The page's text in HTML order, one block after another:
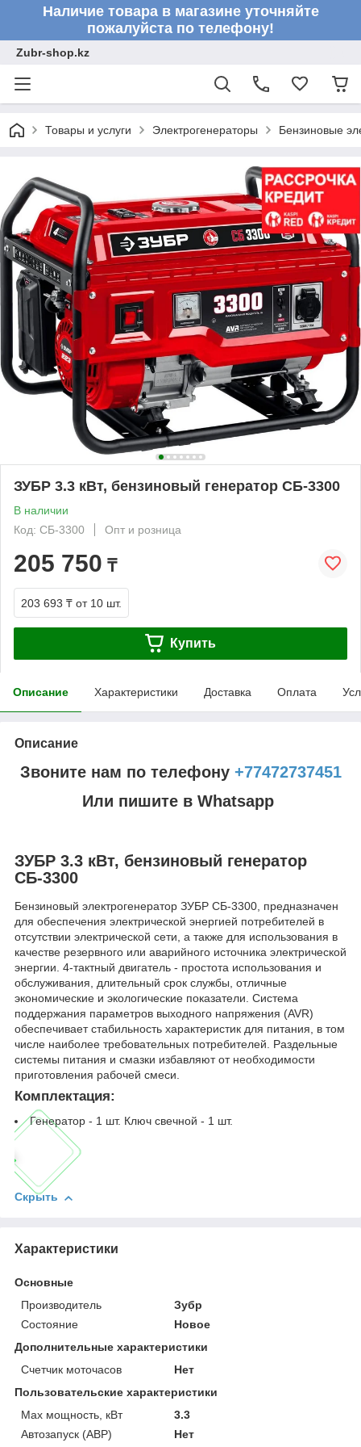
Наличие товара в магазине уточняйте
пожалуйста по телефону!
Zubr-shop.kz
Товары и услуги Электрогенераторы Бензиновые
ЗУБР 3.3 кВт, бензиновый генератор СБ-3300
В наличии
Код: СБ-3300
Опт и розница
205 750 ₸
203 693 ₸ от 10 шт.
Купить
Описание Характеристики Доставка Оплата
Описание
Звоните нам по телефону +77472737451
Или пишите в Whatsapp
ЗУБР 3.3 кВт, бензиновый генератор
СБ-3300
Бензиновый электрогенератор ЗУБР СБ-3300, предназначен
для обеспечения электрической энергией потребителей в
отсутствии электрической сети, а также для использования в
качестве резервного или аварийного источника электрической
энергии. 4-тактный двигатель - простота использования и
обслуживания, длительный срок службы, отличные
экономические и экологические показатели. Система
поддержания параметров выходного напряжения (AVR)
обеспечивает стабильность характеристик для питания, в том
числе наиболее требовательных потребителей. Раздельные
системы питания и смазки избавляют от необходимости
приготовления рабочей смеси.
Комплектация:
Генератор - 1 шт. Ключ свечной - 1 шт.
Скрыть
Характеристики
Основные
Производитель
Зубр
Состояние
Новое
Дополнительные характеристики
Счетчик моточасов
Нет
Пользовательские характеристики
Max мощность, кВт
3.3
Автозапуск (АВР)
Нет